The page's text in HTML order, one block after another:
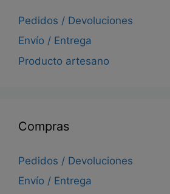
Pedidos / Devoluciones
Envío / Entrega
Producto artesano
Compras
Pedidos / Devoluciones
Envío / Entrega